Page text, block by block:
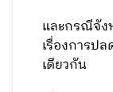
และกรณีจัง
เรื่องการป
เดียวกัน